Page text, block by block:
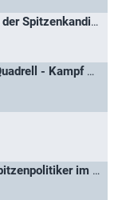
Schlussrunde / Schlussrunde der Spitzenkandidaten
Der große Wahlabend / Das Quadrell - Kampf ums Kanzleramt
Frag selbst / Frag selbst! - Spitzenpolitiker im Live-Dialog